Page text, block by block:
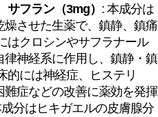
サフラン（3mg） : 本成分は
させた生薬で、鎮静、鎮痛
はクロシンやサフラナール
神経系に作用し、鎮静・鎮
的には神経症、ヒステリ
症などの改善に薬効を発揮
成分はヒキガエルの皮膚腺分